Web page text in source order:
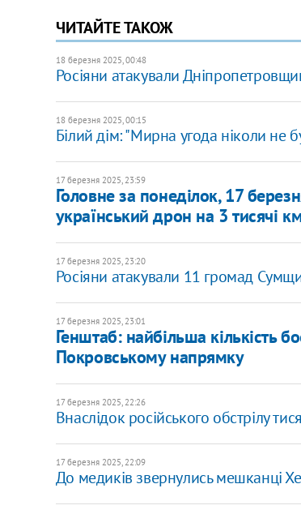
ЧИТАЙТЕ ТАКОЖ
18 березня 2025, 00:48
Росіяни атакували
18 березня 2025, 00:15
Білий дім: "Мирна угода ніколи не
17 березня 2025, 23:59
Головне за понеділок, 17
український дрон на 3 тисячі
17 березня 2025, 23:20
Росіяни атакували 11 громад
17 березня 2025, 23:01
Генштаб: найбільша кількість
Покровському напрямку
17 березня 2025, 22:26
Внаслідок російського обстрілу
17 березня 2025, 22:09
До медиків звернулись мешканці